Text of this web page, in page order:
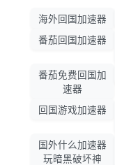
海外回国加速器
番茄回国加速器
番茄免费回国加
速器
回国游戏加速器
国外什么加速器
玩暗黑破坏神